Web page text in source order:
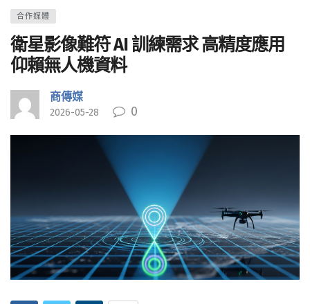
合作媒體
衛星影像難符 AI 訓練需求 高精度應用
仰賴無人機資料
商傳媒
2026-05-28 0